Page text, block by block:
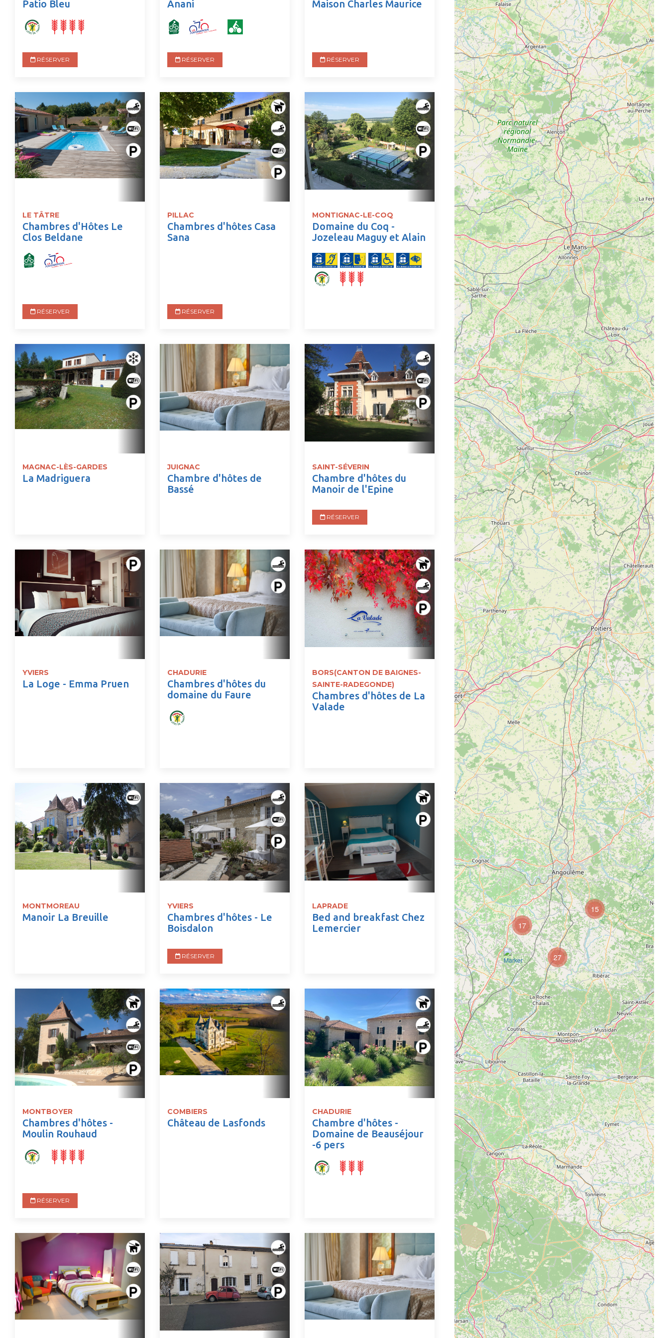
Patio Bleu
RÉSERVER
Anani
RÉSERVER
Maison Charles Maurice
RÉSERVER
LE TÂTRE
Chambres d'Hôtes Le
Clos Beldane
RÉSERVER
PILLAC
Chambres d'hôtes Casa
Sana
RÉSERVER
MONTIGNAC-LE-COQ
Domaine du Coq -
Jozeleau Maguy et Alain
MAGNAC-LÈS-GARDES
La Madriguera
JUIGNAC
Chambre d'hôtes de
Bassé
SAINT-SÉVERIN
Chambre d'hôtes du
Manoir de l'Epine
RÉSERVER
YVIERS
La Loge - Emma Pruen
CHADURIE
Chambres d'hôtes du
domaine du Faure
BORS(CANTON DE BAIGNES-
SAINTE-RADEGONDE)
Chambres d'hôtes de La
Valade
MONTMOREAU
Manoir La Breuille
YVIERS
Chambres d'hôtes - Le
Boisdalon
RÉSERVER
LAPRADE
Bed and breakfast Chez
Lemercier
MONTBOYER
Chambres d'hôtes -
Moulin Rouhaud
RÉSERVER
COMBIERS
Château de Lasfonds
CHADURIE
Chambre d'hôtes -
Domaine de Beauséjour
-6 pers
15
17
27